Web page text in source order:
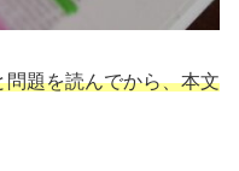
題を読んでから、本文